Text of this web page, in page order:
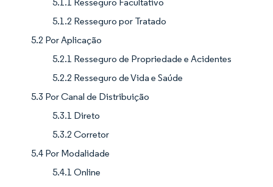
5.1.2 Resseguro por Tratado
5.2 Por Aplicação
5.2.1 Resseguro de Propriedade e Acidentes
5.2.2 Resseguro de Vida e Saúde
5.3 Por Canal de Distribuição
5.3.1 Direto
5.3.2 Corretor
5.4 Por Modalidade
5.4.1 Online